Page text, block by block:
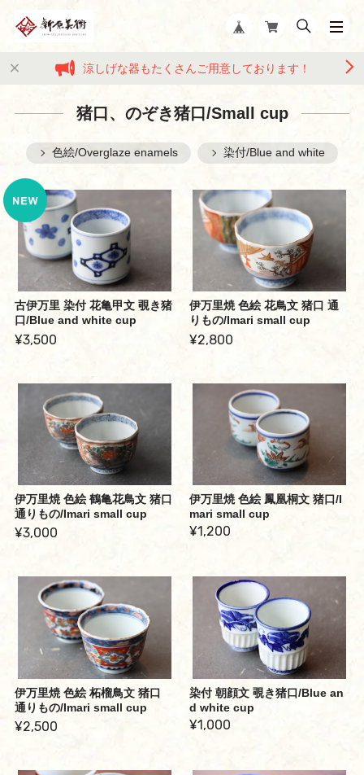
涼しげな器もたくさんご用意しております！
猪口、のぞき猪口/Small cup
色絵/Overglaze enamels 染付/Blue and white
古伊万里 染付 花亀甲文 覗き猪
口/Blue and white cup
¥3,500
伊万里焼 色絵 花鳥文 猪口 通
りもの/Imari small cup
¥2,800
伊万里焼 色絵 鶴亀花鳥文 猪口
通りもの/Imari small cup
¥3,000
伊万里焼 色絵 鳳凰桐文 猪口/I
mari small cup
¥1,200
伊万里焼 色絵 柘榴鳥文 猪口
通りもの/Imari small cup
¥2,500
染付 朝顔文 覗き猪口/Blue an
d white cup
¥1,000